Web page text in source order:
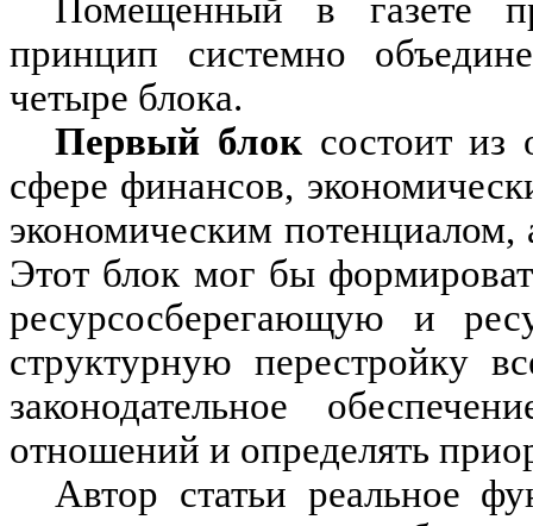
Помещенный в газете
принцип системно
четыре блока.
Первый блоксостоит из
сфере финансов,
экономическим
Этот блок мог бы
ресурсосберегающую и
структурную перестройку
законодательное
отношений и определять
Автор статьи реальное